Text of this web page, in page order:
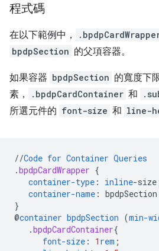
程式碼
在以下範例中，
bpdpSection 的父項容器。
如果容器 bpdpSection 的寬度下
素，
.bpdpCardContainer 和
所選元件的 font-size 和 line-
//Code for Container Queries
.bpdpCardWrapper {
container-type : inline-size
container-name : bpdpSection
}
@container bpdpSection (min-
.bpdpCardContainer{
font-size : 1 rem ;